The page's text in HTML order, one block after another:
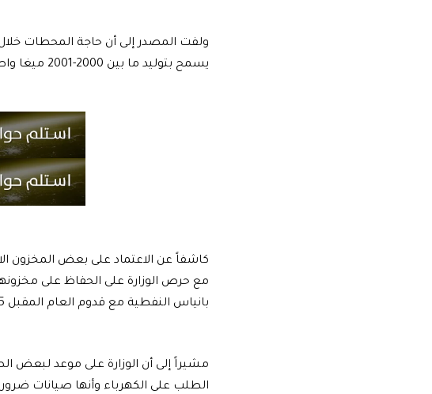
يسمح بتوليد ما بين 2000-2001 ميغا واط وفقاً لصحيفة الوطن المحلية.
كاشفاً عن الاعتماد على بعض المخزون
مع حرص الوزارة على الحفاظ على
بانياس النفطية مع قدوم العام المقبل 2025.
مشيراً إلى أن الوزارة على موعد لبعض
الطلب على الكهرباء وأنها صيانات